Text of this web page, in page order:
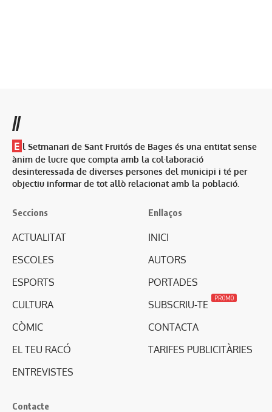
//
E l Setmanari de Sant Fruitós de Bages és una entitat sense
ànim de lucre que compta amb la col·laboració
desinteressada de diverses persones del municipi i té per
objectiu informar de tot allò relacionat amb la població.
Seccions
ACTUALITAT
ESCOLES
ESPORTS
CULTURA
CÒMIC
EL TEU RACÓ
ENTREVISTES
Enllaços
INICI
AUTORS
PORTADES
SUBSCRIU-TE
PROMO
CONTACTA
TARIFES PUBLICITÀRIES
Contacte